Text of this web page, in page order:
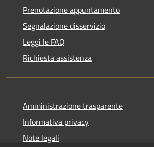
Prenotazione appuntamento
Segnalazione disservizio
Leggi le FAQ
Richiesta assistenza
Amministrazione trasparente
Informativa privacy
Note legali